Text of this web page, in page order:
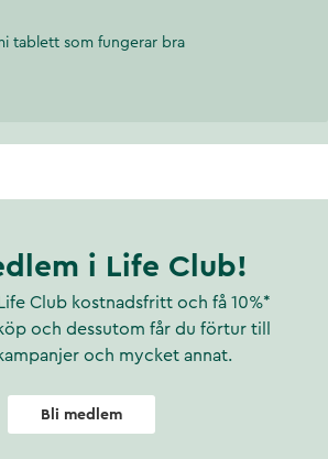
tablett som fungerar bra
i Life Club!
Club kostnadsfritt och få 10%*
och dessutom får du förtur till
och mycket annat.
Bli medlem